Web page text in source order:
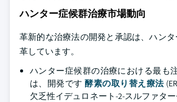
ハンター症候群治療市場動向
革新的な治療法の開発と承認は、ハン
革しています。
ハンター症候群の治療における最も
は、開発です酵素の取り替え療法
欠乏性イデュロネート-2-スルファタ